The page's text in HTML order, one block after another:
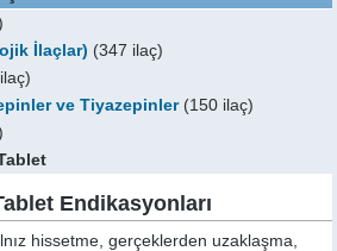
İlaçlar) (347 ilaç)
ve Tiyazepinler(150 ilaç)
Endikasyonları
hissetme, gerçeklerden uzaklaşma,